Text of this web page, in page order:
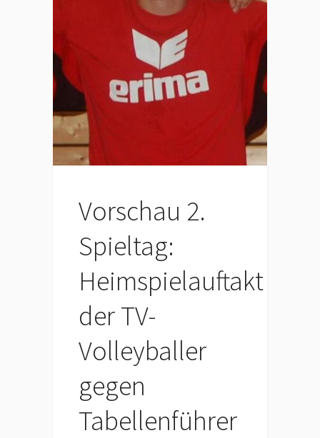
Vorschau 2.
Spieltag:
Heimspielauftakt
der TV-
Volleyballer
gegen
Tabellenführer